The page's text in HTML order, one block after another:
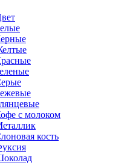
с молоком
кость